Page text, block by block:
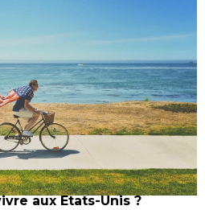
aux Etats-Unis ?